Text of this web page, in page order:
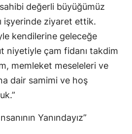
değerli büyüğümüz
işyerinde ziyaret ettik.
kendilerine geleceğe
niyetiyle çam fidanı takdim
memleket meseleleri ve
dair samimi ve hoş
Yanındayız”